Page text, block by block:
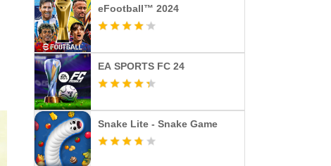
eFootball™ 2024
EA SPORTS FC 24
Snake Lite - Snake Game